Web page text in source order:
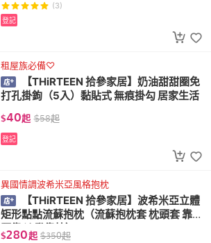
(3)
登記
租屋族必備♡
【THiRTEEN 拾參家居】奶油甜甜圈免
打孔掛鉤（5入）黏貼式 無痕掛勾 居家生活
$40起 $58起
登記
異國情調波希米亞風格抱枕
【THiRTEEN 拾參家居】波希米亞立體
矩形點點流蘇抱枕（流蘇抱枕套 枕頭套 靠墊
腰靠 沙發靠枕）
$280起 $350起